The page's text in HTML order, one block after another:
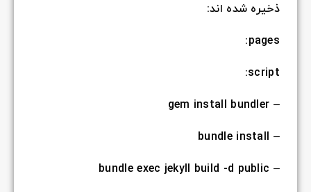
ذخیره شده اند:
pages:
script:
– gem install bundler
– bundle install
– bundle exec jekyll build -d public